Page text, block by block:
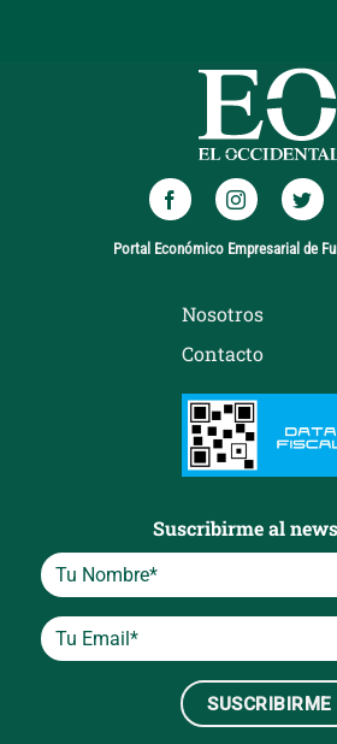
Portal Económico Empresarial de
Nosotros
Contacto
Suscribirme al